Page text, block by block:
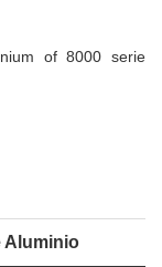
of 8000 serie
Aluminio